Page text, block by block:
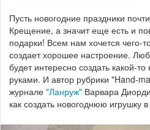
Пусть новогодние праздники
Крещение, а значит еще есть и
подарки! Всем нам хочется чего-
создает хорошее настроение.
будет интересно создать какой-
руками. И автор рубрики "Hand-
журнале "Ланруж" Варвара
как создать новогоднюю игрушку